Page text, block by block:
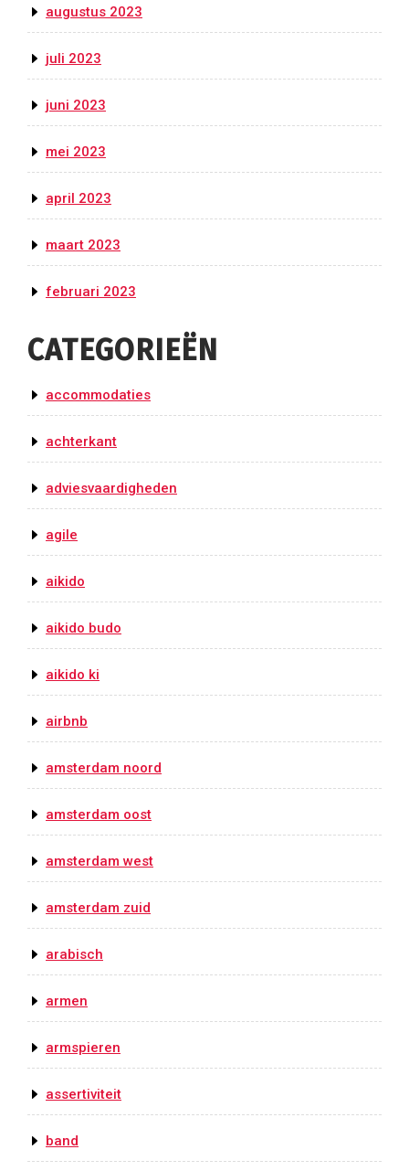
augustus 2023
juli 2023
juni 2023
mei 2023
april 2023
maart 2023
februari 2023
CATEGORIEËN
accommodaties
achterkant
adviesvaardigheden
agile
aikido
aikido budo
aikido ki
airbnb
amsterdam noord
amsterdam oost
amsterdam west
amsterdam zuid
arabisch
armen
armspieren
assertiviteit
band